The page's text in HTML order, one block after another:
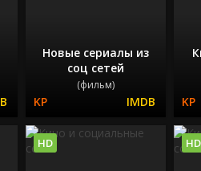
Новые сериалы из
соц сетей
(фильм)
HD HD